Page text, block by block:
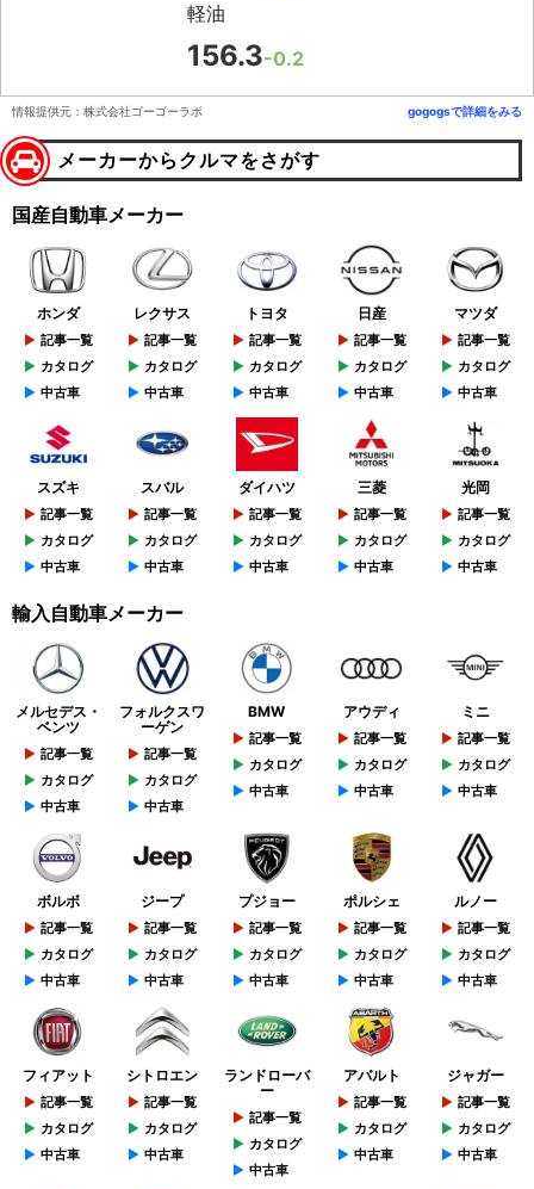
軽油
156.3-0.2
情報提供元：株式会社ゴーゴーラボ gogogsで詳細をみる
メーカーからクルマをさがす
国産自動車メーカー
ホンダ
記事一覧
カタログ
中古車
レクサス
記事一覧
カタログ
中古車
トヨタ
記事一覧
カタログ
中古車
日産
記事一覧
カタログ
中古車
マツダ
記事一覧
カタログ
中古車
スズキ
記事一覧
カタログ
中古車
スバル
記事一覧
カタログ
中古車
ダイハツ
記事一覧
カタログ
中古車
三菱
記事一覧
カタログ
中古車
光岡
記事一覧
カタログ
中古車
輸入自動車メーカー
メルセデス・
ベンツ
記事一覧
カタログ
中古車
フォルクスワ
ーゲン
記事一覧
カタログ
中古車
BMW
記事一覧
カタログ
中古車
アウディ
記事一覧
カタログ
中古車
ミニ
記事一覧
カタログ
中古車
ボルボ
記事一覧
カタログ
中古車
ジープ
記事一覧
カタログ
中古車
プジョー
記事一覧
カタログ
中古車
ポルシェ
記事一覧
カタログ
中古車
ルノー
記事一覧
カタログ
中古車
フィアット
記事一覧
カタログ
中古車
シトロエン
記事一覧
カタログ
中古車
ランドローバ
ー
記事一覧
カタログ
中古車
アバルト
記事一覧
カタログ
中古車
ジャガー
記事一覧
カタログ
中古車